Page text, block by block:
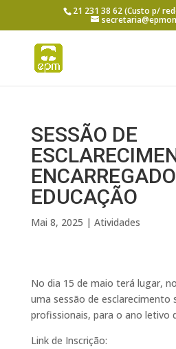
21 231 38 62 (Custo p/
SESSÃO DE
EDUCAÇÃO
Mai 8, 2025 | Atividades
No dia 15 de maio terá lugar,
uma sessão de esclarecimento
profissionais, para o ano letivo
Link de Inscrição: